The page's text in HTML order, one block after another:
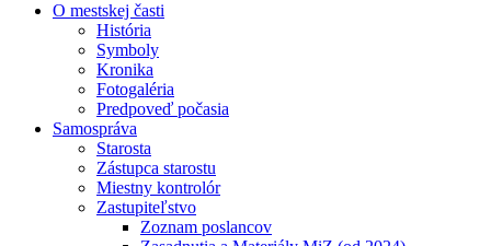
O mestskej časti
História
Symboly
Kronika
Fotogaléria
Predpoveď počasia
Samospráva
Starosta
Zástupca starostu
Miestny kontrolór
Zastupiteľstvo
Zoznam poslancov